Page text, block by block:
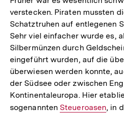
verstecken. Piraten mussten
Schatztruhen auf entlegenen
Sehr viel einfacher wurde es,
Silbermünzen durch
eingeführt wurden, auf die
überwiesen werden konnte,
der Südsee oder zwischen
Kontinentaleuropa. Hier
sogenannten Interner
Steueroasen, in